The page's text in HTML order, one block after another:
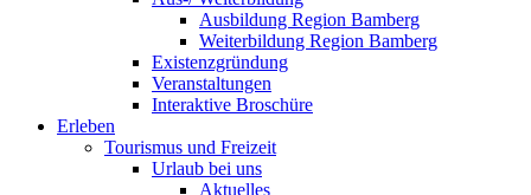
Ausbildung Region Bamberg
Weiterbildung Region Bamberg
Existenzgründung
Veranstaltungen
Interaktive Broschüre
Erleben
Tourismus und Freizeit
Urlaub bei uns
Aktuelles